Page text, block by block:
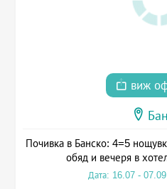
виж
Почивка в Банско: 4=5
обяд и вечеря в
Дата: 16.07 -